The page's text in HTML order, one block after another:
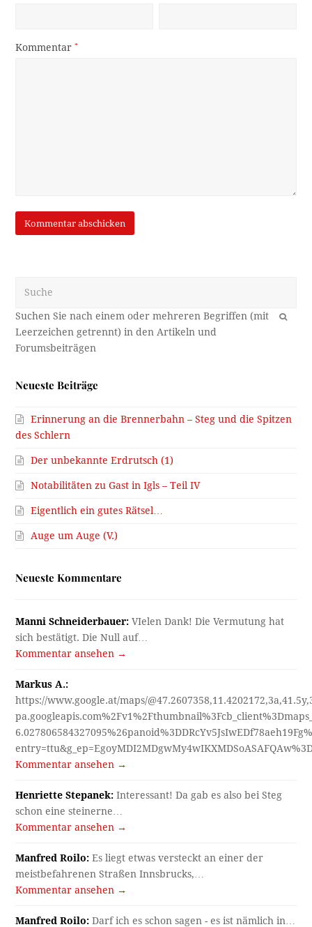
Kommentar*
OK
Neueste Beiträge
Erinnerung an die Brennerbahn – Steg und die Spitzen
des Schlern
Der unbekannte Erdrutsch (1)
Notabilitäten zu Gast in Igls – Teil IV
Eigentlich ein gutes Rätsel…
Auge um Auge (V.)
Neueste Kommentare
Manni Schneiderbauer: VIelen Dank! Die Vermutung hat
sich bestätigt. Die Null auf…
Kommentar ansehen →
Markus A.:
https://www.google.at/maps/
Kommentar ansehen →
Henriette Stepanek: Interessant! Da gab es also bei Steg
schon eine steinerne…
Kommentar ansehen →
Manfred Roilo: Es liegt etwas versteckt an einer der
meistbefahrenen Straßen Innsbrucks,…
Kommentar ansehen →
Manfred Roilo: Darf ich es schon sagen - es ist nämlich in…